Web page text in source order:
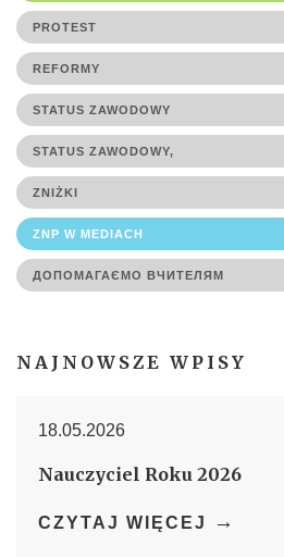
PROTEST
REFORMY
STATUS ZAWODOWY
STATUS ZAWODOWY,
ZNIŻKI
ZNP W MEDIACH
ДОПОМАГАЄМО ВЧИТЕЛЯМ
NAJNOWSZE WPISY
18.05.2026
Nauczyciel Roku 2026
CZYTAJ WIĘCEJ →